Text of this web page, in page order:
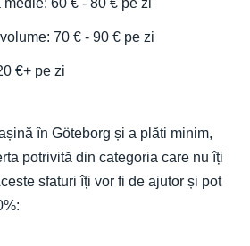
70 € - 90 € pe zi
€+ pe zi
în Göteborg și a plăti minim,
potrivită din categoria care nu îți
sfaturi îți vor fi de ajutor și pot